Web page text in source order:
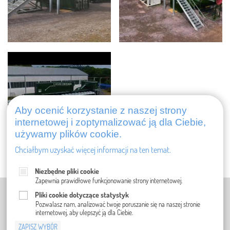
IMPRESSUM (W JĘZYKU NIEMIECKIM)
POLITYKA PRYWATNOŚCI (W JĘZYKU
NIEMIECKIM)
Aby ocenić korzystanie z naszej strony
internetowej i zoptymalizować ją dla Ciebie,
używamy plików cookie.
Chciałbym uzyskać więcej informacji na ten temat.
Niezbędne pliki cookie
Zapewnia prawidłowe funkcjonowanie strony internetowej.
Pliki cookie dotyczące statystyk
Pozwalasz nam, analizować twoje poruszanie się na naszej stronie
internetowej, aby ulepszyć ją dla Ciebie.
ZAPISZ WYBÓR